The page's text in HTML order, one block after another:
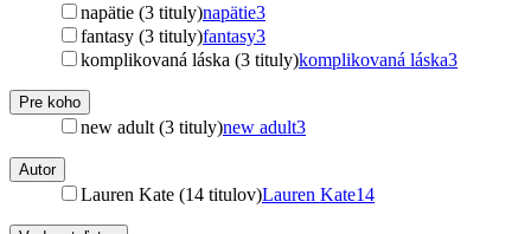
napätie (3 tituly)napätie3
fantasy (3 tituly)fantasy3
komplikovaná láska (3 tituly)komplikovaná láska3
Pre koho
new adult (3 tituly)new adult3
Autor
Lauren Kate (14 titulov)Lauren Kate14